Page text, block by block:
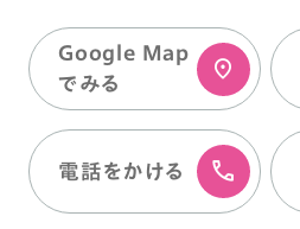
Google Map
でみる
電話をかける